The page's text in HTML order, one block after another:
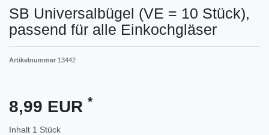
SB Universalbügel (VE = 10 Stück),
passend für alle Einkochgläser
Artikelnummer 13442
8,99 EUR *
Inhalt 1 Stück